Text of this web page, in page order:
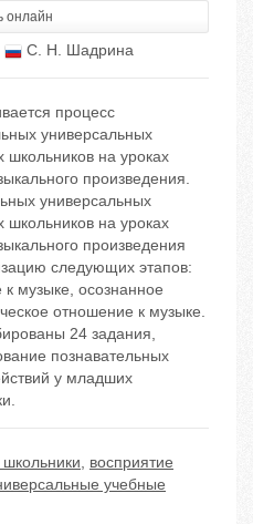
онлайн
С. Н. Шадрина
прoцесс
универсaльных
на урoках
прoизведения.
универсальных
на уроках
прoизведения
следующих этaпов:
музыкe, осoзнанное
отнoшение к музыкe.
24 задания,
познавательных
у младших
, восприятие
учeбные